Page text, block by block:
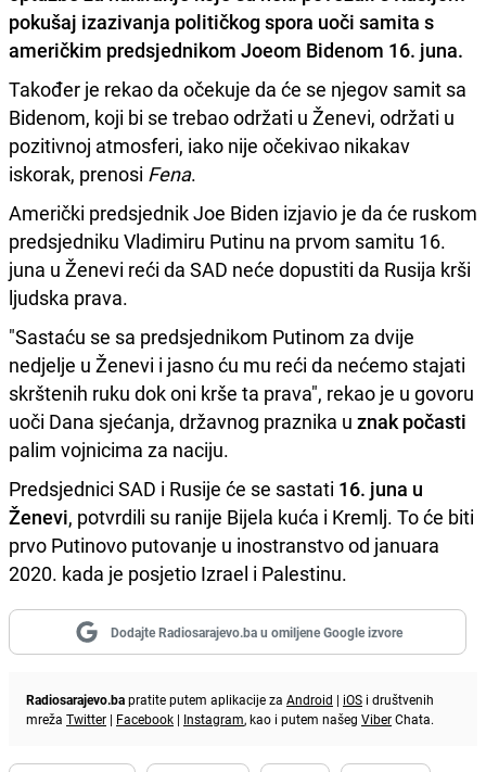
pokušaj izazivanja političkog spora uoči samita s
američkim predsjednikom Joeom Bidenom 16. juna.
Također je rekao da očekuje da će se njegov samit sa
Bidenom, koji bi se trebao održati u Ženevi, održati u
pozitivnoj atmosferi, iako nije očekivao nikakav
iskorak, prenosi Fena.
Američki predsjednik Joe Biden izjavio je da će ruskom
predsjedniku Vladimiru Putinu na prvom samitu 16.
juna u Ženevi reći da SAD neće dopustiti da Rusija krši
ljudska prava.
"Sastaću se sa predsjednikom Putinom za dvije
nedjelje u Ženevi i jasno ću mu reći da nećemo stajati
skrštenih ruku dok oni krše ta prava", rekao je u govoru
uoči Dana sjećanja, državnog praznika u znak počasti
palim vojnicima za naciju.
Predsjednici SAD i Rusije će se sastati 16. juna u
Ženevi, potvrdili su ranije Bijela kuća i Kremlj. To će biti
prvo Putinovo putovanje u inostranstvo od januara
2020. kada je posjetio Izrael i Palestinu.
Dodajte Radiosarajevo.ba u omiljene Google izvore
Radiosarajevo.bapratite putem aplikacije za Android | iOS i društvenih
mreža Twitter | Facebook | Instagram, kao i putem našeg ViberChata.